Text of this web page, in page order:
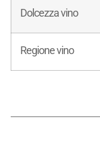
Dolcezza vino
Regione vino